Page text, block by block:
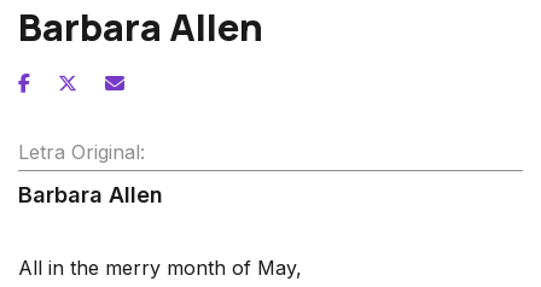
Barbara Allen
Letra Original:
Barbara Allen
All in the merry month of May,